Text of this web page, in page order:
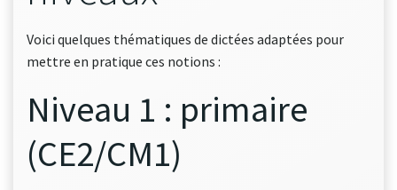
Voici quelques thématiques de dictées adaptées pour
mettre en pratique ces notions :
Niveau 1 : primaire
(CE2/CM1)